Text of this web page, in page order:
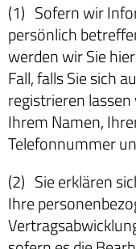
(1) Sofern wir
persönlich
werden wir Sie
Fall, falls Sie sich
registrieren
Ihrem Namen,
Telefonnummer
(2) Sie erklären
Ihre